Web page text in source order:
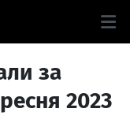
за
2023